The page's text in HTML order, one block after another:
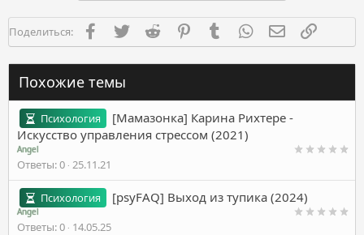
Поделиться: FacebookTwitter Reddit PinterestTumblr WhatsAppЭлектронная
Похожие темы
Психология
[Мамазонка] Карина Рихтере -
Искусство управления стрессом (2021)
Angel
Ответы 0 25.11.21
Психология [psyFAQ] Выход из тупика (2024)
Angel
Ответы 0 14.05.25